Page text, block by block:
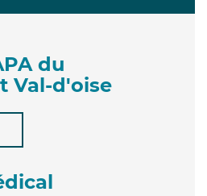
du
Val-d'oise